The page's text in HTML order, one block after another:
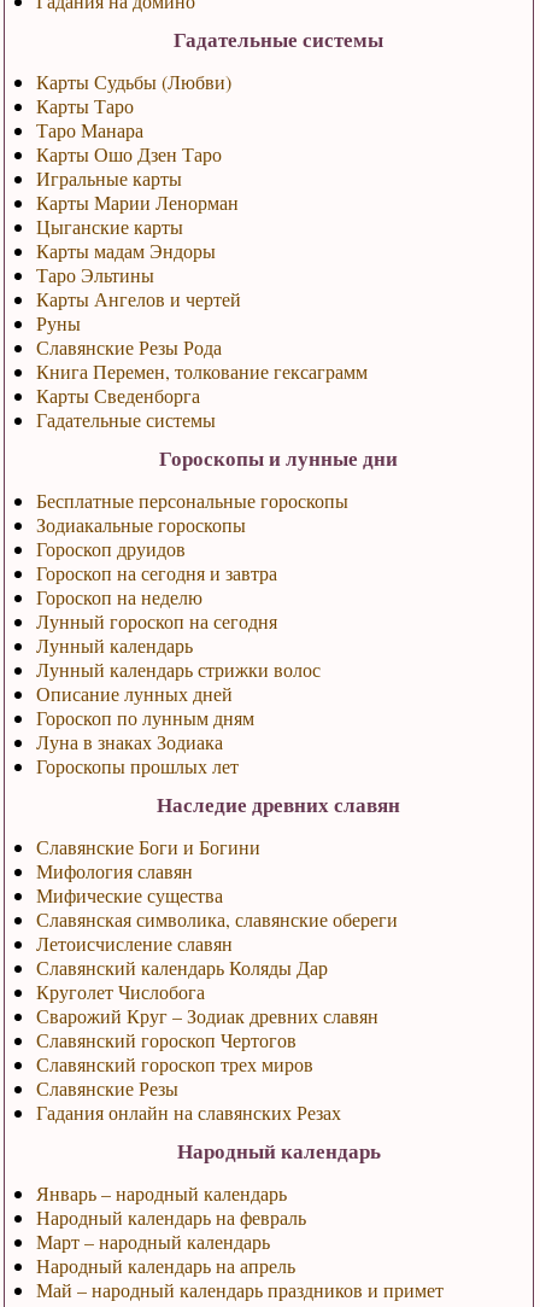
Гадательные системы
Карты Судьбы (Любви)
Карты Таро
Таро Манара
Карты Ошо Дзен Таро
Игральные карты
Карты Марии Ленорман
Цыганские карты
Карты мадам Эндоры
Таро Эльтины
Карты Ангелов и чертей
Руны
Славянские Резы Рода
Книга Перемен, толкование гексаграмм
Карты Сведенборга
Гадательные системы
Гороскопы и лунные дни
Бесплатные персональные гороскопы
Зодиакальные гороскопы
Гороскоп друидов
Гороскоп на сегодня и завтра
Гороскоп на неделю
Лунный гороскоп на сегодня
Лунный календарь
Лунный календарь стрижки волос
Описание лунных дней
Гороскоп по лунным дням
Луна в знаках Зодиака
Гороскопы прошлых лет
Наследие древних славян
Славянские Боги и Богини
Мифология славян
Мифические существа
Славянская символика, славянские обереги
Летоисчисление славян
Славянский календарь Коляды Дар
Круголет Числобога
Сварожий Круг – Зодиак древних славян
Славянский гороскоп Чертогов
Славянский гороскоп трех миров
Славянские Резы
Гадания онлайн на славянских Резах
Народный календарь
Январь – народный календарь
Народный календарь на февраль
Март – народный календарь
Народный календарь на апрель
Май – народный календарь праздников и примет